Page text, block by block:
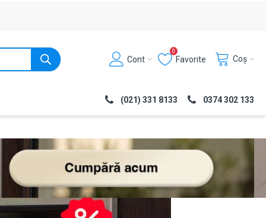
Cont
0
Favorite Coș
(021) 331 8133 0374 302 133